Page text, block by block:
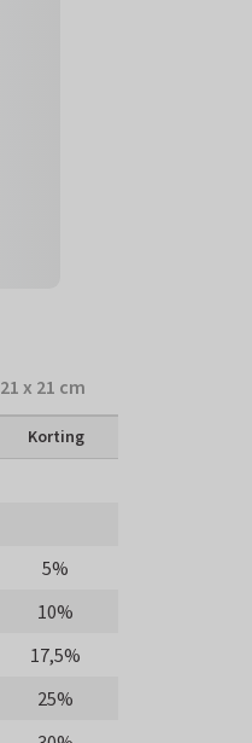
21 x 21 cm
Korting
5%
10%
17,5%
25%